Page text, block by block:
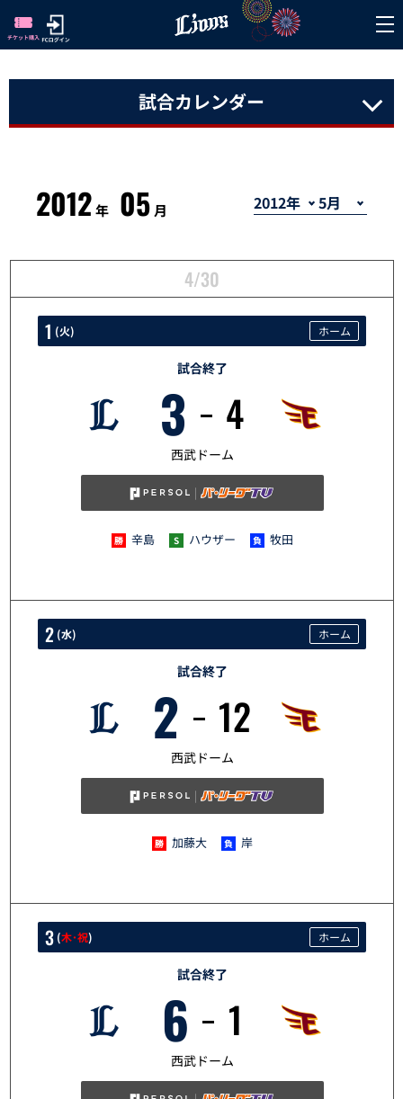
試合カレンダー
2012年 05 月
4/30
5/1
1 (火) ホーム
試合終了
3 4
西武ドーム
辛島 ハウザー 牧田
5/2
2 (水) ホーム
試合終了
2 12
西武ドーム
加藤大 岸
5/3
3 (木･祝) ホーム
試合終了
6 1
西武ドーム